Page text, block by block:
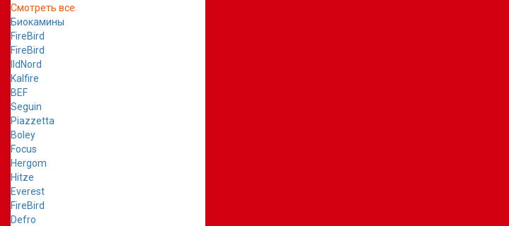
Смотреть все
Биокамины
FireBird
FireBird
IldNord
Kalfire
BEF
Seguin
Piazzetta
Boley
Focus
Hergom
Hitze
Everest
FireBird
Defro